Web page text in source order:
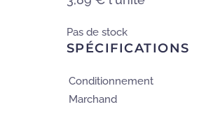
Pas de stock
SPÉCIFICATIONS
Conditionnement
Marchand